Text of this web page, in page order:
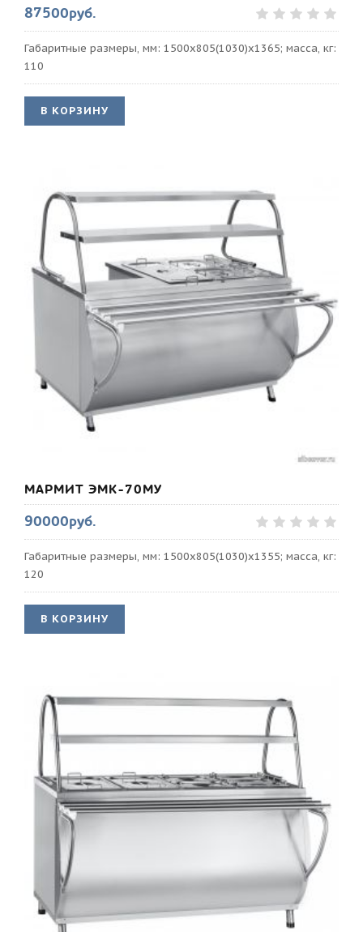
87500руб.
Габаритные размеры, мм: 1500x805(1030)x1365; масса, кг:
110
В КОРЗИНУ
МАРМИТ ЭМК-70МУ
90000руб.
Габаритные размеры, мм: 1500x805(1030)x1355; масса, кг:
120
В КОРЗИНУ